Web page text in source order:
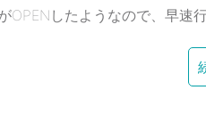
OPENしたようなので、早速